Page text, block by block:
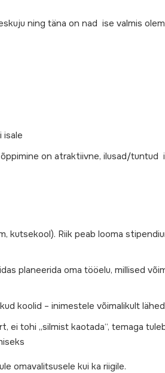
ning täna on nad ise valmis
isale
on atraktiivne, ilusad/tuntud
kutsekool). Riik peab looma
planeerida oma tööelu, millised
koolid – inimestele võimalikult
ei tohi „silmist kaotada“, temaga
omavalitsusele kui ka riigile.